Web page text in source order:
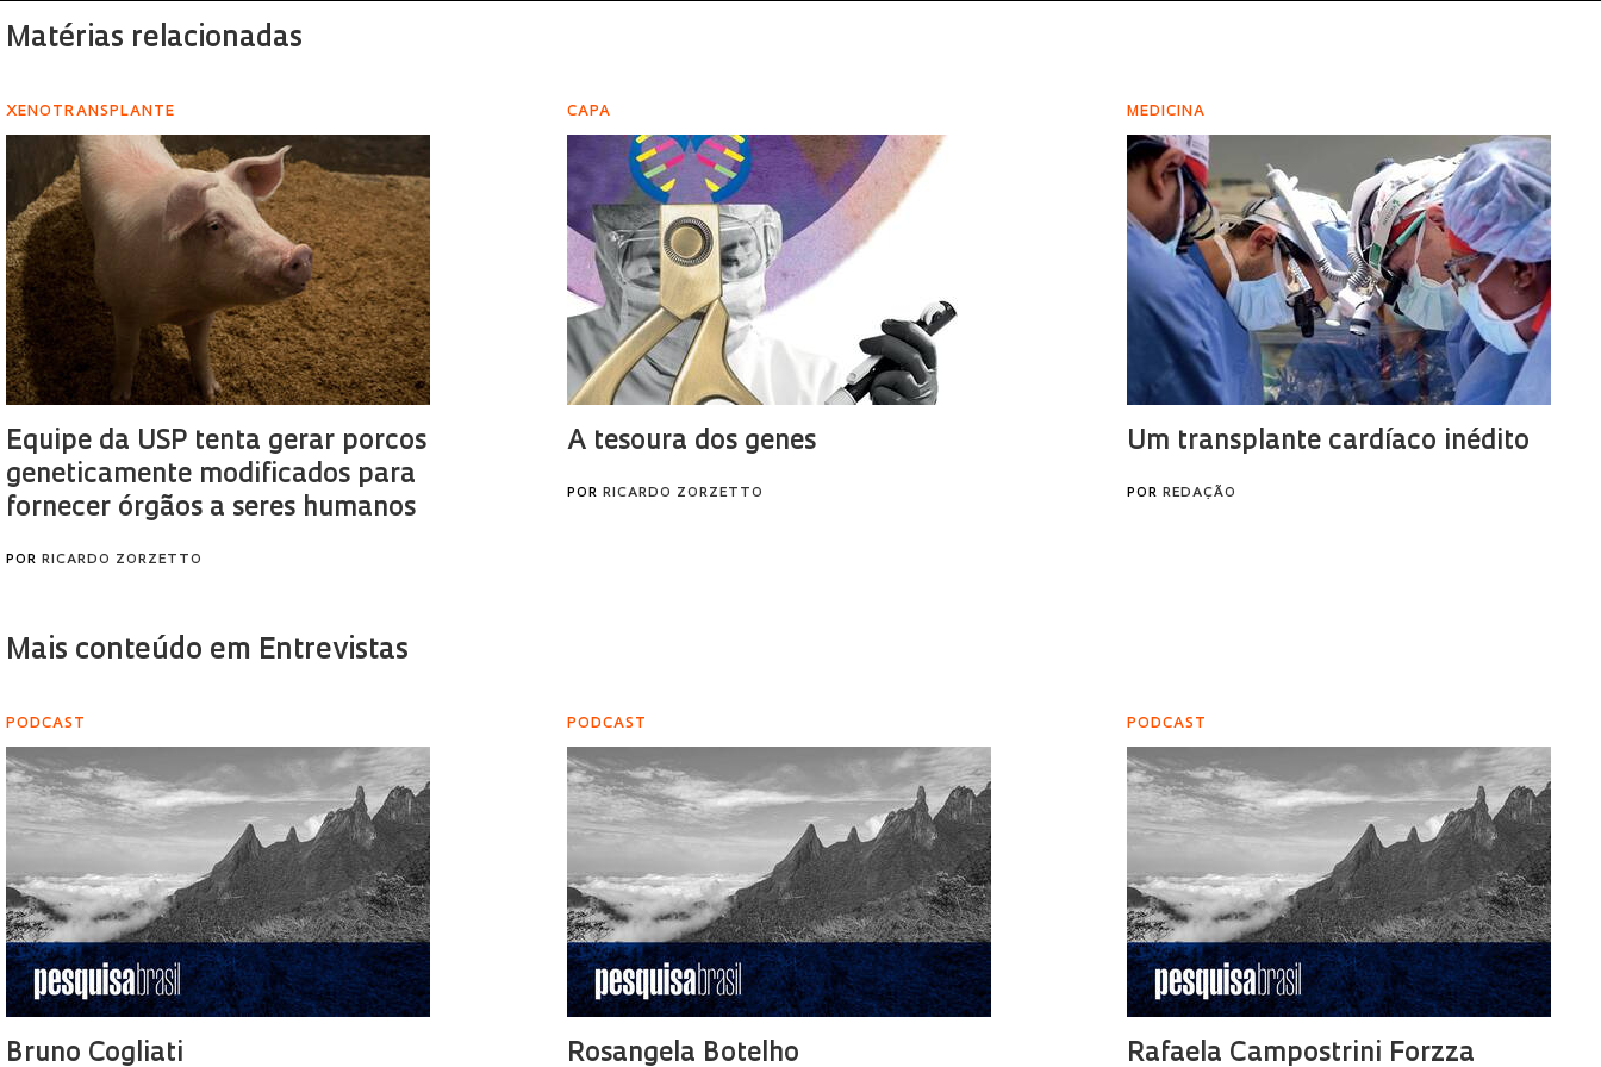
Matérias relacionadas
XENOTRANSPLANTE
Equipe da USP tenta gerar porcos
geneticamente modificados para
fornecer órgãos a seres humanos
POR RICARDO ZORZETTO
CAPA
A tesoura dos genes
POR RICARDO ZORZETTO
MEDICINA
Um transplante cardíaco inédito
POR REDAÇÃO
Mais conteúdo em Entrevistas
PODCAST
Bruno Cogliati
PODCAST
Rosangela Botelho
PODCAST
Rafaela Campostrini Forzza